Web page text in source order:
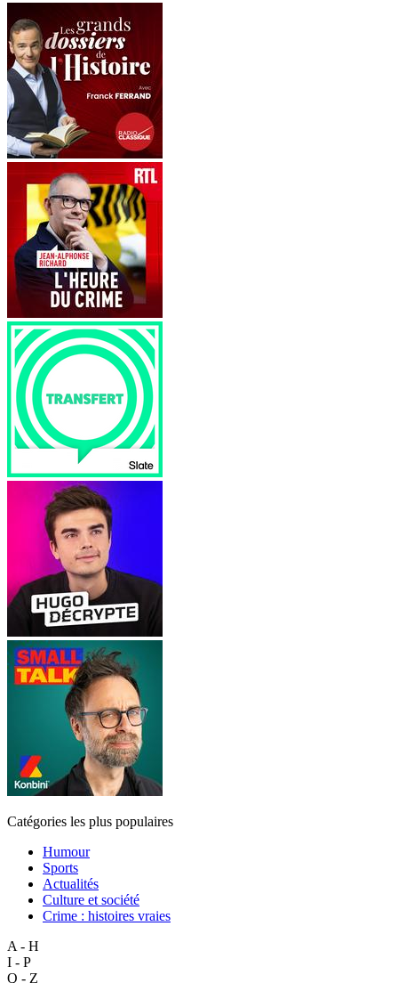
Catégories les plus populaires
Humour
Sports
Actualités
Culture et société
Crime : histoires vraies
A - H
I - P
Q - Z